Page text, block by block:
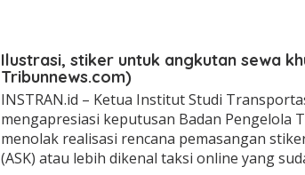
P
T
J
y
a
n
m
Ilustrasi, stiker untuk angkutan sewa
Tribunnews.com)
INSTRAN.id – Ketua Institut Studi
mengapresiasi keputusan Badan Pengelola
menolak realisasi rencana pemasangan
(ASK) atau lebih dikenal taksi online yang